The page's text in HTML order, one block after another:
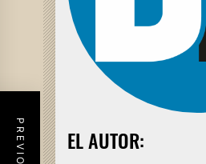
EL AUTOR: